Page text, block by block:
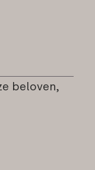
beloven,